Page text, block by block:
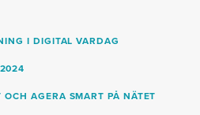
I DIGITAL VARDAG
AGERA SMART PÅ NÄTET